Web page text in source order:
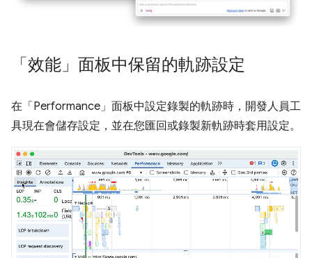
「效能」面板中保留的軌跡設定
在「Performance」 面板中設定錄製的軌跡時，開發人員工
具現在會儲存設定，並在您匯回或錄製新軌跡時套用設定。